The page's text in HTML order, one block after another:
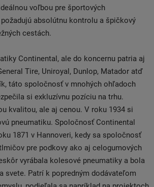
voľbou pre športových
absolútnu kontrolu a špičkový
cestách.
Continental, ale do koncernu patria aj
Tire, Uniroyal, Dunlop, Matador atď
táto spoločnosť v mnohých ohľadoch
si exkluzívnu pozíciu na trhu.
kvalitou, ale aj cenou. V roku 1934 si
pneumatiku. Spoločnosť Continental
1871 v Hannoveri, kedy sa spoločnosť
pre podkovy ako aj celogumových
vyrábala kolesové pneumatiky a bola
svete. Patrí k popredným dodávateľom